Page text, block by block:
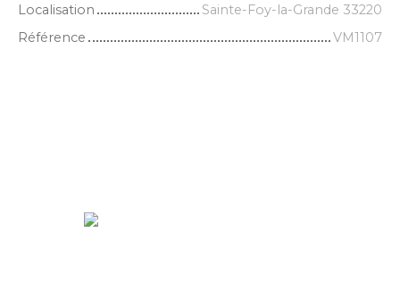
Localisation
Sainte-Foy-la-Grande 33220
Référence
VM1107